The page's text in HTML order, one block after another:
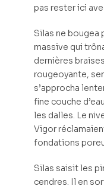
pas rester ici
Silas ne bougea
massive qui
dernières
rougeoyante,
s’approcha
fine couche
les dalles. Le
Vigor
fondations
Silas saisit les
cendres. Il en